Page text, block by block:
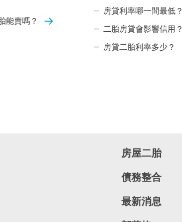
能賣嗎？
房貸利率哪一間最低？
二胎房貸會影響信用？
房貸二胎利率多少？
房屋二胎
債務整合
最新消息